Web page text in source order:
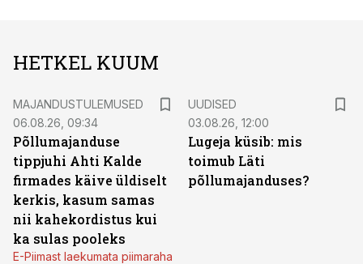
HETKEL KUUM
MAJANDUSTULEMUSED
06.08.26, 09:34
Põllumajanduse
tippjuhi Ahti Kalde
firmades käive üldiselt
kerkis, kasum samas
nii kahekordistus kui
ka sulas pooleks
E-Piimast laekumata piimaraha
UUDISED
03.08.26, 12:00
Lugeja küsib: mis
toimub Läti
põllumajanduses?